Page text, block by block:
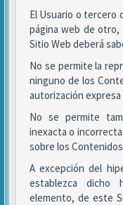
El Usuario o tercero
página web de
Sitio Web deberá
No se permite la
ninguno de los
autorización expresa
No se permite
inexacta o
sobre los
A excepción del
establezca dicho
elemento, de este